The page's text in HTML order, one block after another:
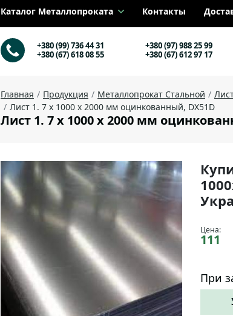
Каталог Металлопроката Контакты
+380 (99) 736 44 31
+380 (97) 988 25 99
+380 (67) 618 08 55
+380 (67) 612 97 17
Главная Продукция Металлопрокат Стальной
Лист 1. 7 х 1000 х 2000 мм оцинкованный, DX51D
Лист 1. 7 х 1000 х 2000 мм
Цена:
111
При